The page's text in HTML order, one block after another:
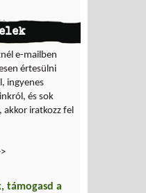
e-mailben
értesülni
ingyenes
és sok
akkor iratkozz fel
támogasd a